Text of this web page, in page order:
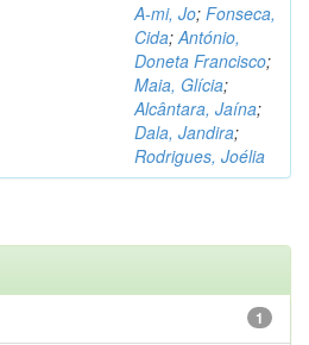
A-mi, Jo; Fonseca,
Cida;António,
Doneta Francisco;
Maia, Glícia;
Alcântara, Jaína;
Dala, Jandira;
Rodrigues, Joélia
1